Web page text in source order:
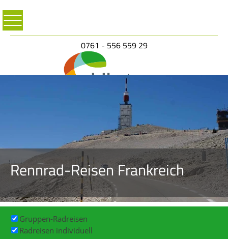
0761 - 556 559 29
Rennrad-Reisen Frankreich
Gruppen-Radreisen
Radreisen individuell